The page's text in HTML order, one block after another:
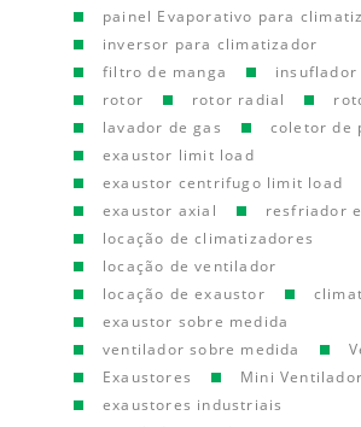
painel Evaporativo para
inversor para climatizador
filtro de manga
insuflador
rotor
rotor radial
lavador de gas
coletor de
exaustor limit load
exaustor centrifugo limit load
exaustor axial
resfriador
locação de climatizadores
locação de ventilador
locação de exaustor
exaustor sobre medida
ventilador sobre medida
Exaustores
Mini
exaustores industriais